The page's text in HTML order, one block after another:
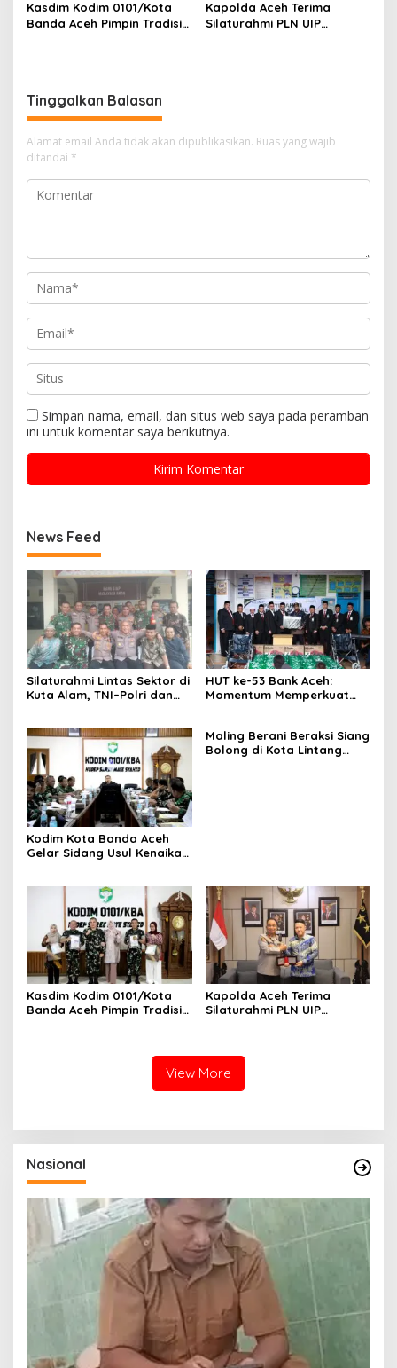
Kasdim Kodim 0101/Kota
Banda Aceh Pimpin Tradisi
Kapolda Aceh Terima
Silaturahmi PLN UIP
Tinggalkan Balasan
Alamat email Anda tidak akan dipublikasikan. Ruas yang wajib
ditandai *
Simpan nama, email, dan situs web saya pada peramban
ini untuk komentar saya berikutnya.
News Feed
Silaturahmi Lintas Sektor di
Kuta Alam, TNI–Polri dan
HUT ke-53 Bank Aceh:
Momentum Memperkuat
Kodim Kota Banda Aceh
Gelar Sidang Usul Kenaikan
Maling Berani Beraksi Siang
Bolong di Kota Lintang
Kasdim Kodim 0101/Kota
Banda Aceh Pimpin Tradisi
Kapolda Aceh Terima
Silaturahmi PLN UIP
Infrastruktur
Ketenagalistrikan
View More
Nasional